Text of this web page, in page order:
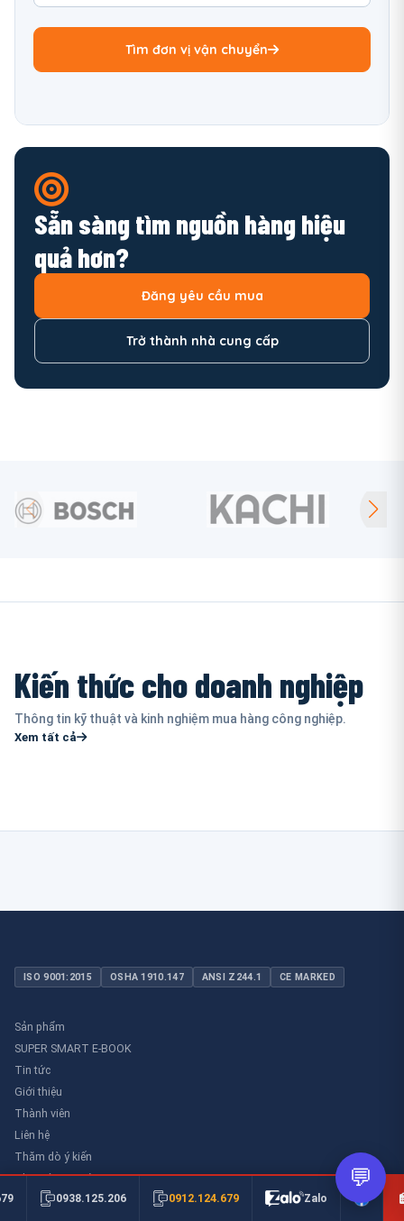
Tìm đơn vị vận chuyển
Sẵn sàng tìm nguồn hàng hiệu
quả hơn?
Đăng yêu cầu mua
Trở thành nhà cung cấp
Kiến thức cho doanh nghiệp
Thông tin kỹ thuật và kinh nghiệm mua hàng công nghiệp.
Xem tất cả
ISO 9001:2015 OSHA 1910.147 ANSI Z244.1 CE MARKED
Sản phẩm
SUPER SMART E-BOOK
Tin tức
Giới thiệu
Thành viên
Liên hệ
Thăm dò ý kiến
Thư viên an toàn
0938.125.206 0912.124.679 Zalo
💬